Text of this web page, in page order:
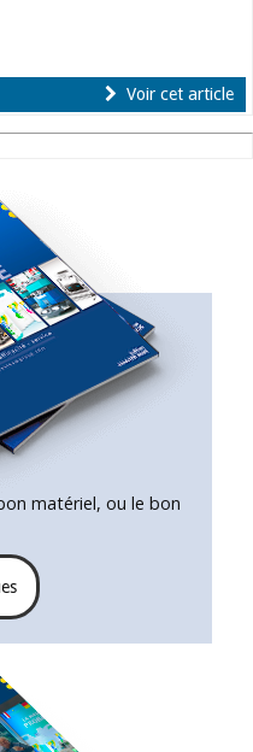
Voir cet article
matériel, ou le bon